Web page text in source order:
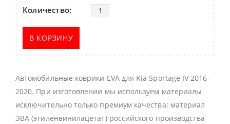
В КОРЗИНУ
Автомобильные коврики EVA для Kia Sportage IV 2016-
2020. При изготовлении мы используем материалы
исключительно только премиум качества: материал
ЭВА (этиленвинилацетат) российского производства